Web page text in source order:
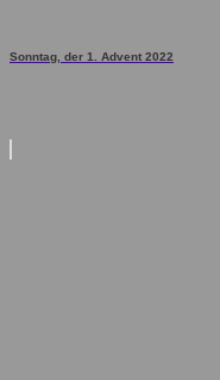
Sonntag, der 1. Advent 2022